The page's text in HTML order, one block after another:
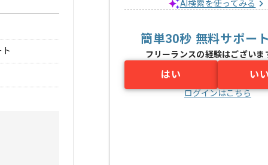
AI検索を使ってみる
簡単30秒 無料サポー
フリーランスの経験はございま
はい い
ログインはこちら